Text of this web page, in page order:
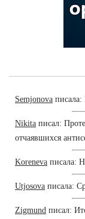
Semjonova писала:
Nikita писал:
отчаявшихся
Koreneva писала:
Utjosova писала:
Zigmund писал: